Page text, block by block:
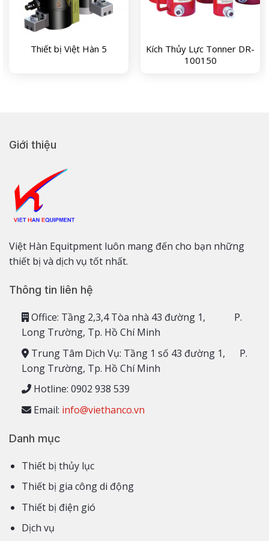
Thiết bị Việt Hàn 5
Kích Thủy Lực Tonner DR-
100150
Giới thiệu
Việt Hàn Equitpment luôn mang đến cho bạn những
thiết bị và dịch vụ tốt nhất.
Thông tin liên hệ
Office: Tầng 2,3,4 Tòa nhà 43 đường 1, P.
Long Trường, Tp. Hồ Chí Minh
Trung Tâm Dịch Vụ: Tầng 1 số 43 đường 1, P.
Long Trường, Tp. Hồ Chí Minh
Hotline: 0902 938 539
Email: info@viethanco.vn
Danh mục
Thiết bị thủy lục
Thiết bị gia công di động
Thiết bị điện gió
Dịch vụ